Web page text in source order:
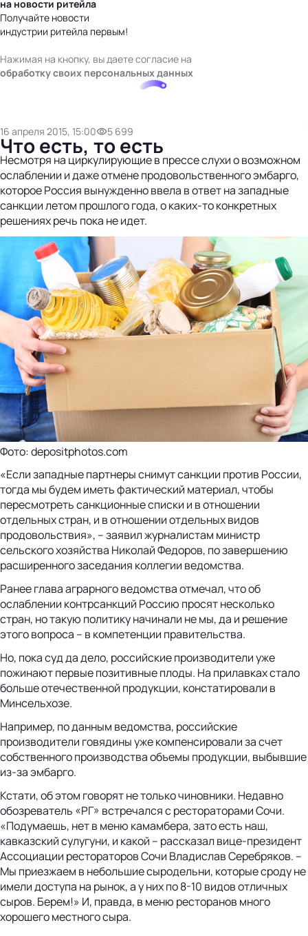
на новости ритейла
Получайте новости
индустрии ритейла первым!
Нажимая на кнопку, вы даете согласие на
обработку своих персональных данных
16 апреля 2015, 15:00 5 699
Что есть, то есть
Несмотря на циркулирующие в прессе слухи о возможном
ослаблении и даже отмене продовольственного эмбарго,
которое Россия вынужденно ввела в ответ на западные
санкции летом прошлого года, о каких-то конкретных
решениях речь пока не идет.
Фото: depositphotos.com
«Если западные партнеры снимут санкции против России,
тогда мы будем иметь фактический материал, чтобы
пересмотреть санкционные списки и в отношении
отдельных стран, и в отношении отдельных видов
продовольствия», – заявил журналистам министр
сельского хозяйства Николай Федоров, по завершению
расширенного заседания коллегии ведомства.
Ранее глава аграрного ведомства отмечал, что об
ослаблении контрсанкций Россию просят несколько
стран, но такую политику начинали не мы, да и решение
этого вопроса – в компетенции правительства.
Но, пока суд да дело, российские производители уже
пожинают первые позитивные плоды. На прилавках стало
больше отечественной продукции, констатировали в
Минсельхозе.
Например, по данным ведомства, российские
производители говядины уже компенсировали за счет
собственного производства объемы продукции, выбывшие
из-за эмбарго.
Кстати, об этом говорят не только чиновники. Недавно
обозреватель «РГ» встречался с рестораторами Сочи.
«Подумаешь, нет в меню камамбера, зато есть наш,
кавказский сулугуни, и какой – рассказал вице-президент
Ассоциации рестораторов Сочи Владислав Серебряков. –
Мы приезжаем в небольшие сыродельни, которые сроду не
имели доступа на рынок, а у них по 8-10 видов отличных
сыров. Берем!» И, правда, в меню ресторанов много
хорошего местного сыра.